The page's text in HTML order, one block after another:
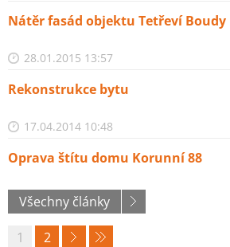
Nátěr fasád objektu Tetřeví Boudy
28.01.2015 13:57
Rekonstrukce bytu
17.04.2014 10:48
Oprava štítu domu Korunní 88
Všechny články
1 2